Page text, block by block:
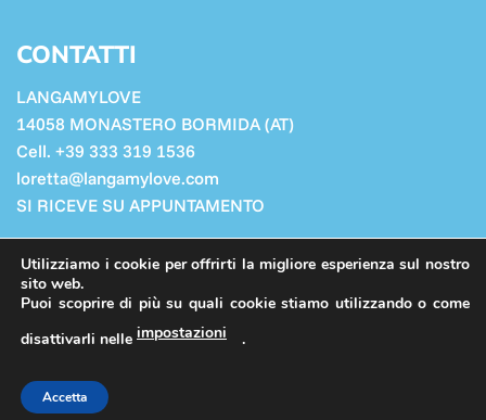
CONTATTI
LANGAMYLOVE
14058 MONASTERO BORMIDA (AT)
Cell. +39 333 319 1536
loretta@langamylove.com
SI RICEVE SU APPUNTAMENTO
Cookie Policy
Privacy Policy
Copyright 2026 ©
Utilizziamo i cookie per offrirti la migliore esperienza sul nostro
sito web.
Puoi scoprire di più su quali cookie stiamo utilizzando o come
disattivarli nelle impostazioni .
Accetta